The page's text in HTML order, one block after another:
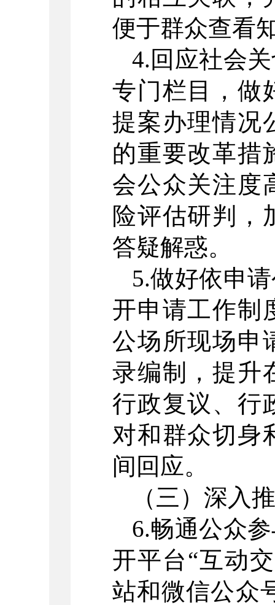
便于群众查看
4.回应社会
专门栏目，做
提案办理情况
的重要改革措
会公众关注度
险评估研判，
答疑解惑。
5.做好依申
开申请工作制
公场所现场申
录编制，提升
行政复议、行
对和群众切身
间回应。
（三）深入
6.畅通公众
开平台“互动
站和微信公众